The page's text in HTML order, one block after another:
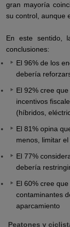
gran mayoría
su control, aunque
En este sentido,
conclusiones:
El 96% de los
debería
El 92% cree
incentivos
(híbridos,
El 81% opina
menos, limitar
El 77%
debería
El 60% cree
contaminantes
aparcamiento
Peatones y